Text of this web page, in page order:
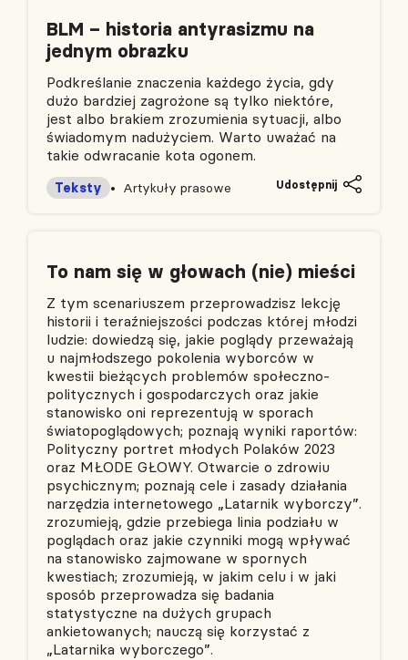
BLM – historia antyrasizmu na
jednym obrazku
Podkreślanie znaczenia każdego życia, gdy
dużo bardziej zagrożone są tylko niektóre,
jest albo brakiem zrozumienia sytuacji, albo
świadomym nadużyciem. Warto uważać na
takie odwracanie kota ogonem.
Teksty Artykuły prasowe Udostępnij
To nam się w głowach (nie) mieści
Z tym scenariuszem przeprowadzisz lekcję
historii i teraźniejszości podczas której młodzi
ludzie: dowiedzą się, jakie poglądy przeważają
u najmłodszego pokolenia wyborców w
kwestii bieżących problemów społeczno-
politycznych i gospodarczych oraz jakie
stanowisko oni reprezentują w sporach
światopoglądowych; poznają wyniki raportów:
Polityczny portret młodych Polaków 2023
oraz MŁODE GŁOWY. Otwarcie o zdrowiu
psychicznym; poznają cele i zasady działania
narzędzia internetowego „Latarnik wyborczy”.
zrozumieją, gdzie przebiega linia podziału w
poglądach oraz jakie czynniki mogą wpływać
na stanowisko zajmowane w spornych
kwestiach; zrozumieją, w jakim celu i w jaki
sposób przeprowadza się badania
statystyczne na dużych grupach
ankietowanych; nauczą się korzystać z
„Latarnika wyborczego”.